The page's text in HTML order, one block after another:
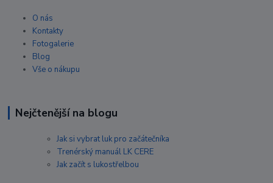
O nás
Kontakty
Fotogalerie
Blog
Vše o nákupu
Nejčtenější na blogu
Jak si vybrat luk pro začátečníka
Trenérský manuál LK CERE
Jak začít s lukostřelbou